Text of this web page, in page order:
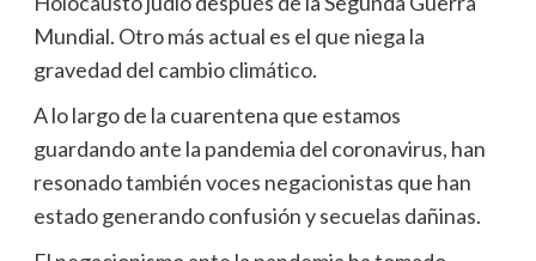
Mundial. Otro más actual es el que niega la
gravedad del cambio climático.
A lo largo de la cuarentena que estamos
guardando ante la pandemia del coronavirus, han
resonado también voces negacionistas que han
estado generando confusión y secuelas dañinas.